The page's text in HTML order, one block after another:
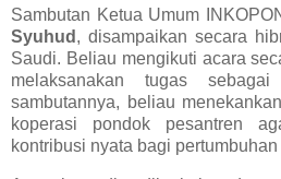
Sambutan Ketua Umum
Syuhud , disampaikan secara
Saudi. Beliau mengikuti acara
melaksanakan tugas
sambutannya, beliau
koperasi pondok pesantren
kontribusi nyata bagi